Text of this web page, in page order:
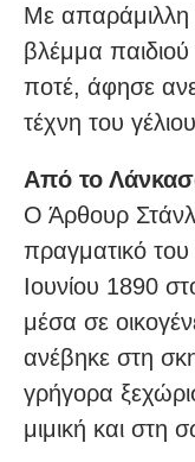
Με απαράμιλλη
βλέμμα
ποτέ, άφησε
τέχνη του
Από το
Ο Άρθουρ
πραγματικό
Ιουνίου 1890
μέσα σε
ανέβηκε στη
γρήγορα
μιμική και στη